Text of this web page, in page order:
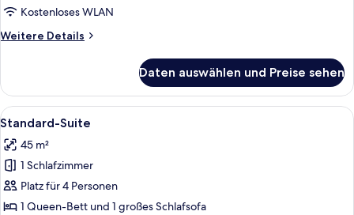
Kostenloses WLAN
Weitere Details
Weitere
Suite
Daten auswählen und Preise sehen
Alle
Fotos
für
Standard-
Suite
anzeigen
Ein Hotelzimmer mit einem großen
10
Standard-Suite
45 m²
1 Schlafzimmer
Platz für 4 Personen
1 Queen-Bett und 1 großes Schlafsofa